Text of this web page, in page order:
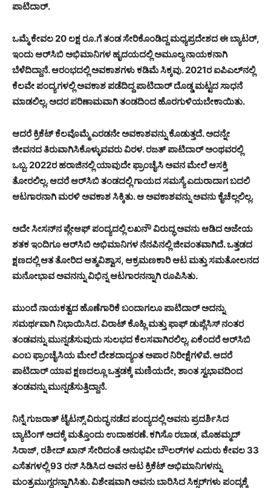
ಪಾಟಿದಾರ್.
ಒಮ್ಮೆ ಕೇವಲ 20 ಲಕ್ಷ ರೂ.ಗೆ ತಂಡ ಸೇರಿಕೊಂಡಿದ್ದ ಮಧ್ಯಪ್ರದೇಶದ ಈ ಬ್ಯಾಟರ್,
ಇಂದು ಆರ್‌ಸಿಬಿ ಅಭಿಮಾನಿಗಳ ಹೃದಯದಲ್ಲಿ ಅಮೂಲ್ಯ ನಾಯಕನಾಗಿ
ಬೆಳೆದಿದ್ದಾನೆ. ಆರಂಭದಲ್ಲಿ ಅವಕಾಶಗಳು ಕಡಿಮೆ ಸಿಕ್ಕವು. 2021ರ ಐಪಿಎಲ್‌ನಲ್ಲಿ
ಕೆಲವೇ ಪಂದ್ಯಗಳಲ್ಲಿ ಅವಕಾಶ ಪಡೆದಿದ್ದ ಪಾಟಿದಾರ್ ದೊಡ್ಡ ಮಟ್ಟದ ಸಾಧನೆ
ಮಾಡಲಿಲ್ಲ. ಅದರ ಪರಿಣಾಮವಾಗಿ ತಂಡದಿಂದ ಹೊರಗುಳಿಯಬೇಕಾಯಿತು.
ಆದರೆ ಕ್ರಿಕೆಟ್ ಕೆಲವೊಮ್ಮೆ ಎರಡನೇ ಅವಕಾಶವನ್ನು ಕೊಡುತ್ತದೆ. ಅದನ್ನೇ
ಜೀವನದ ತಿರುವಾಗಿಸಿಕೊಳ್ಳುವವರು ವಿರಳ. ರಜತ್ ಪಾಟಿದಾರ್ ಅಂಥವರಲ್ಲಿ
ಒಬ್ಬ. 2022ರ ಹರಾಜಿನಲ್ಲಿ ಯಾವುದೇ ಫ್ರಾಂಚೈಸಿ ಅವನ ಮೇಲೆ ಆಸಕ್ತಿ
ತೋರಲಿಲ್ಲ. ಆದರೆ ಆರ್‌ಸಿಬಿ ತಂಡದಲ್ಲಿ ಗಾಯದ ಸಮಸ್ಯೆ ಎದುರಾದಾಗ ಬದಲಿ
ಆಟಗಾರನಾಗಿ ಮರಳಿ ಅವಕಾಶ ಸಿಕ್ಕಿತು. ಆ ಅವಕಾಶವನ್ನು ಅವನು ಕೈಚೆಲ್ಲಲಿಲ್ಲ.
ಅದೇ ಸೀಸನ್‌ನ ಪ್ಲೇಆಫ್ ಪಂದ್ಯದಲ್ಲಿ ಲಖನೌ ವಿರುದ್ಧ ಅವನು ಆಡಿದ ಅಜೇಯ
ಶತಕ ಇಂದಿಗೂ ಆರ್‌ಸಿಬಿ ಅಭಿಮಾನಿಗಳ ನೆನಪಿನಲ್ಲಿ ಜೀವಂತವಾಗಿದೆ. ಒತ್ತಡದ
ಕ್ಷಣದಲ್ಲಿ ಆತ ತೋರಿದ ಆತ್ಮವಿಶ್ವಾಸ, ಆಕ್ರಮಣಕಾರಿ ಆಟ ಮತ್ತು ಸಮತೋಲನದ
ಮನೋಭಾವ ಅವನನ್ನು ವಿಭಿನ್ನ ಆಟಗಾರನನ್ನಾಗಿ ರೂಪಿಸಿತು.
ಮುಂದೆ ನಾಯಕತ್ವದ ಹೊಣೆಗಾರಿಕೆ ಬಂದಾಗಲೂ ಪಾಟಿದಾರ್ ಅದನ್ನು
ಸಮರ್ಥವಾಗಿ ನಿಭಾಯಿಸಿದ. ವಿರಾಟ್ ಕೊಹ್ಲಿ ಮತ್ತು ಫಾಫ್ ಡುಪ್ಲೆಸಿಸ್ ನಂತರ
ತಂಡವನ್ನು ಮುನ್ನಡೆಸುವುದು ಸುಲಭದ ಕೆಲಸವಾಗಿರಲಿಲ್ಲ. ಏಕೆಂದರೆ ಆರ್‌ಸಿಬಿ
ಎಂಬ ಫ್ರಾಂಚೈಸಿಯ ಮೇಲೆ ದೇಶದಾದ್ಯಂತ ಅಪಾರ ನಿರೀಕ್ಷೆಗಳಿವೆ. ಆದರೆ
ಪಾಟಿದಾರ್ ಯಾವ ಕ್ಷಣದಲ್ಲೂ ಒತ್ತಡಕ್ಕೆ ಮಣಿಯದೇ, ಶಾಂತ ಸ್ವಭಾವದಿಂದ
ತಂಡವನ್ನು ಮುನ್ನಡೆಸುತ್ತಿದ್ದಾನೆ.
ನಿನ್ನೆ ಗುಜರಾತ್ ಟೈಟನ್ಸ್ ವಿರುದ್ಧ ನಡೆದ ಪಂದ್ಯದಲ್ಲಿ ಅವನು ಪ್ರದರ್ಶಿಸಿದ
ಬ್ಯಾಟಿಂಗ್ ಅದಕ್ಕೆ ಮತ್ತೊಂದು ಉದಾಹರಣೆ. ಕಗಿಸೊ ರಬಾಡ, ಮೊಹಮ್ಮದ್
ಸಿರಾಜ್, ರಶೀದ್ ಖಾನ್ ಸೇರಿದಂತೆ ಅನುಭವೀ ಬೌಲರ್‌ಗಳ ಎದುರು ಕೇವಲ 33
ಎಸೆತಗಳಲ್ಲಿ 93 ರನ್ ಸಿಡಿಸಿದ ಅವನ ಆಟ ಕ್ರಿಕೆಟ್ ಅಭಿಮಾನಿಗಳನ್ನು
ಮಂತ್ರಮುಗ್ಧರನ್ನಾಗಿಸಿತು. ವಿಶೇಷವಾಗಿ ಅವನು ಬಾರಿಸಿದ ಸಿಕ್ಸರ್‌ಗಳು ಪಂದ್ಯಕ್ಕೆ